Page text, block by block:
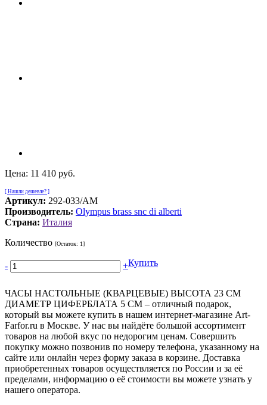
Цена: 11 410 руб.
[ Нашли дешевле? ]
Артикул: 292-033/AM
Производитель: Olympus brass snc di alberti
Страна: Италия
Количество [Остаток: 1]
- +Купить
ЧАСЫ НАСТОЛЬНЫЕ (КВАРЦЕВЫЕ) ВЫСОТА 23 СМ
ДИАМЕТР ЦИФЕРБЛАТА 5 СМ – отличный подарок,
который вы можете купить в нашем интернет-магазине Art-
Farfor.ru в Москве. У нас вы найдёте большой ассортимент
товаров на любой вкус по недорогим ценам. Совершить
покупку можно позвонив по номеру телефона, указанному на
сайте или онлайн через форму заказа в корзине. Доставка
приобретенных товаров осуществляется по России и за её
пределами, информацию о её стоимости вы можете узнать у
нашего оператора.